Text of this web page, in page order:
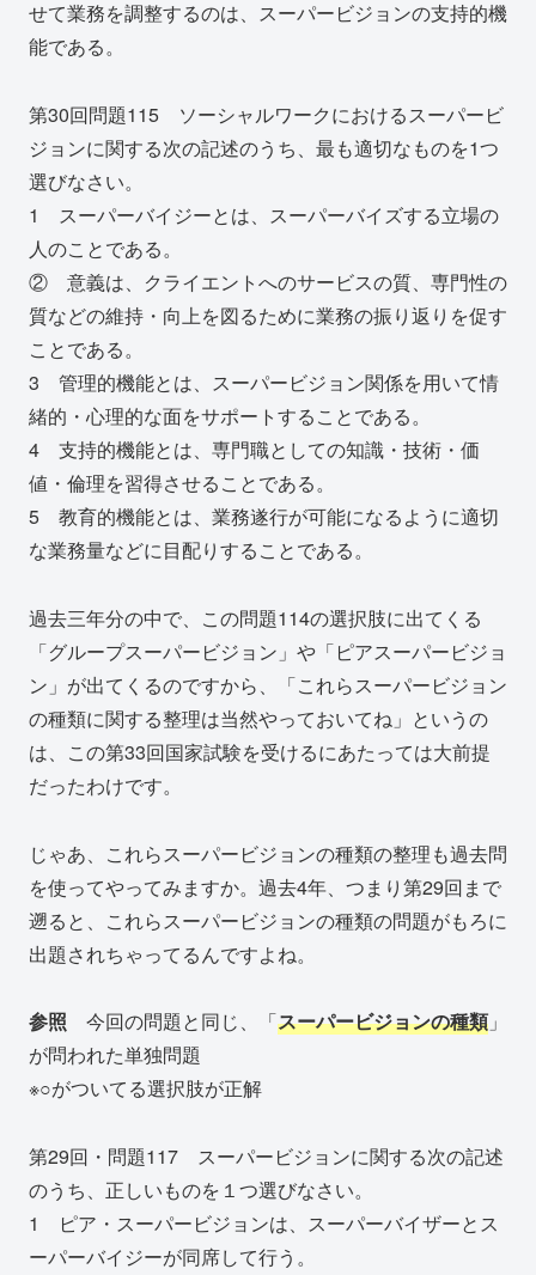
せて業務を調整するのは、スーパービジョンの支持的機
能である。
第30回問題115 ソーシャルワークにおけるスーパービ
ジョンに関する次の記述のうち、最も適切なものを1つ
選びなさい。
1 スーパーバイジーとは、スーパーバイズする立場の
人のことである。
② 意義は、クライエントへのサービスの質、専門性の
質などの維持・向上を図るために業務の振り返りを促す
ことである。
3 管理的機能とは、スーパービジョン関係を用いて情
緒的・心理的な面をサポートすることである。
4 支持的機能とは、専門職としての知識・技術・価
値・倫理を習得させることである。
5 教育的機能とは、業務遂行が可能になるように適切
な業務量などに目配りすることである。
過去三年分の中で、この問題114の選択肢に出てくる
「グループスーパービジョン」や「ピアスーパービジョ
ン」が出てくるのですから、「これらスーパービジョン
の種類に関する整理は当然やっておいてね」というの
は、この第33回国家試験を受けるにあたっては大前提
だったわけです。
じゃあ、これらスーパービジョンの種類の整理も過去問
を使ってやってみますか。過去4年、つまり第29回まで
遡ると、これらスーパービジョンの種類の問題がもろに
出題されちゃってるんですよね。
参照 今回の問題と同じ、「スーパービジョンの種類 」
が問われた単独問題
※○がついてる選択肢が正解
第29回・問題117 スーパービジョンに関する次の記述
のうち、正しいものを１つ選びなさい。
1 ピア・スーパービジョンは、スーパーバイザーとス
ーパーバイジーが同席して行う。